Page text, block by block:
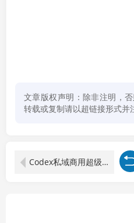
文章版权声明：除非注明，
转载或复制请以超链接形式并
Codex私域商用超级站Ai开发变现课106期-更新0630：不是普通网站，而是能收钱，能运营，能沉淀客户的私域超级站